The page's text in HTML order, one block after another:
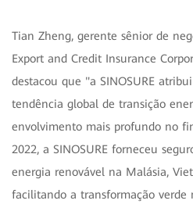
Tian Zheng, gerente sênior de
Export and Credit Insurance
destacou que "a SINOSURE
tendência global de transição
envolvimento mais profundo no
2022, a SINOSURE forneceu
energia renovável na Malásia,
facilitando a transformação verde